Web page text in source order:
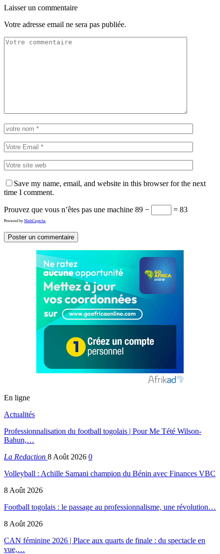
Laisser un commentaire
Votre adresse email ne sera pas publiée.
Save my name, email, and website in this browser for the next
time I comment.
Prouvez que vous n’êtes pas une machine 89 − = 83
Powered by MathCaptcha
En ligne
Actualités
Professionnalisation du football togolais | Pour Me Tété Wilson-
Bahun,…
La Redaction 8 Août 2026 0
Volleyball : Achille Samani champion du Bénin avec Finances VBC
8 Août 2026
Football togolais : le passage au professionnalisme, une révolution…
8 Août 2026
CAN féminine 2026 | Place aux quarts de finale : du spectacle en
vue,…